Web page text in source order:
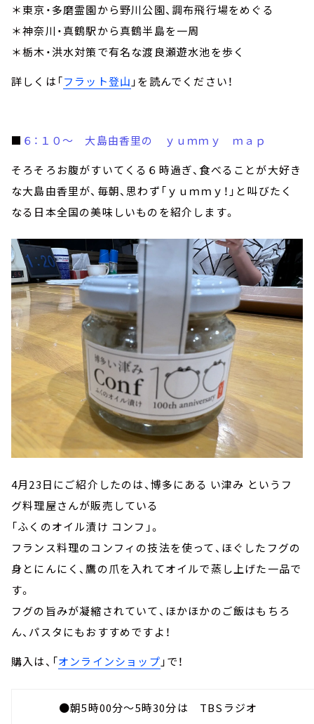
＊東京・多磨霊園から野川公園、調布飛行場をめぐる
＊神奈川・真鶴駅から真鶴半島を一周
＊栃木・洪水対策で有名な渡良瀬遊水池を歩く
詳しくは「フラット登山 」を読んでください！
■ ６：１０～ 大島由香里の ｙｕｍｍｙ ｍａｐ
そろそろお腹がすいてくる６時過ぎ、食べることが大好き
な大島由香里が、毎朝、思わず「ｙｕｍｍｙ！」と叫びたく
なる日本全国の美味しいものを紹介します。
4月23日にご紹介したのは、博多にある い津み というフ
グ料理屋さんが販売している
「ふくのオイル漬け コンフ」。
フランス料理のコンフィの技法を使って、ほぐしたフグの
身とにんにく、鷹の爪を入れてオイルで蒸し上げた一品で
す。
フグの旨みが凝縮されていて、ほかほかのご飯はもちろ
ん、パスタにもおすすめですよ！
購入は、「オンラインショップ 」で！
●朝5時00分～5時30分は TBSラジオ